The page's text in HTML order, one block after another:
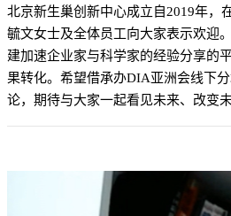
北京新生巢创新中心成立自2019年，
毓文女士及全体员工向大家表示欢迎
建加速企业家与科学家的经验分享的
果转化。希望借承办DIA亚洲会线下
论，期待与大家一起看见未来、改变未